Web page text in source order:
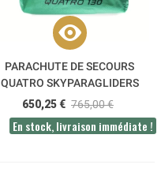
PARACHUTE DE SECOURS
QUATRO SKYPARAGLIDERS
650,25 € 765,00 €
En stock, livraison immédiate !